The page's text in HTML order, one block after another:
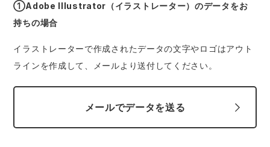
①Adobe Illustrator（イラストレーター）のデータをお
持ちの場合
イラストレーターで作成されたデータの文字やロゴはアウト
ラインを作成して、メールより送付してください。
メールでデータを送る